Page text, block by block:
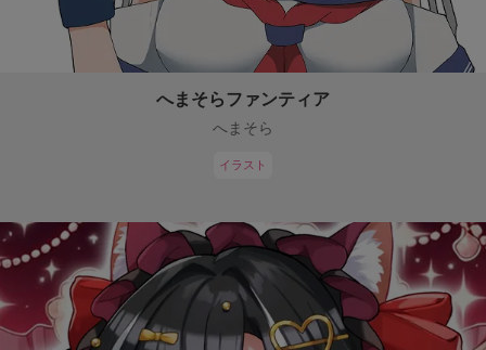
へまそらファンティア
へまそら
イラスト